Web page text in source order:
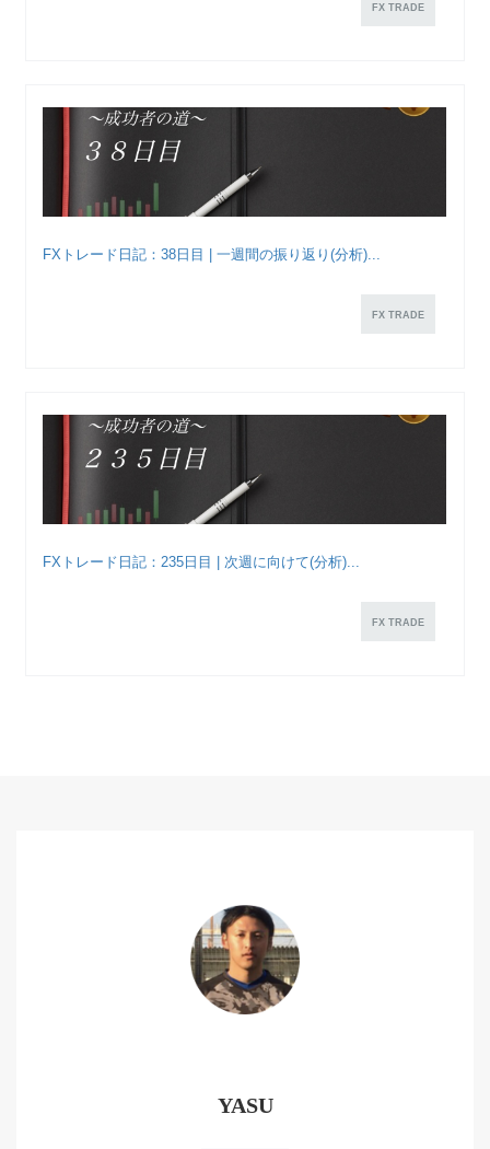
FX TRADE
FXトレード日記：38日目 | 一週間の振り返り(分析)...
FX TRADE
FXトレード日記：235日目 | 次週に向けて(分析)...
FX TRADE
YASU